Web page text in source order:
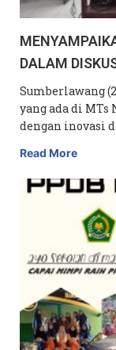
DALAM
Sumberlawang
yang ada di MTs
dengan inovasi
Read More